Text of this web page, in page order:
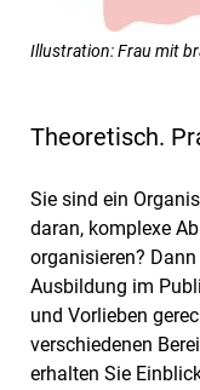
Illustration: Frau mit
Theoretisch.
Sie sind ein
daran, komplexe
organisieren?
Ausbildung im
und Vorlieben
verschiedenen
erhalten Sie